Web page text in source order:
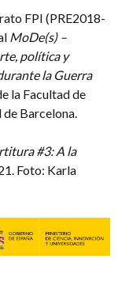
, 2008 (pp-
Rico: Arte
Con
(pp. 12-
abstractos.»
FPI (PRE2018-
MoDe(s) –
política y
la Guerra
la Facultad de
Barcelona.
#3: A la
Foto: Karla